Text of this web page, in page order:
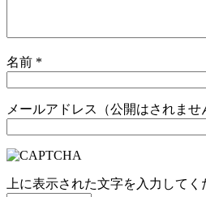
名前 *
メールアドレス（公開はされませ
上に表示された文字を入力してく